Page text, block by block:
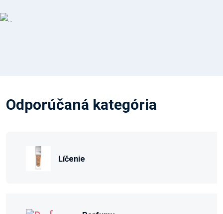
Odporúčaná kategória
Líčenie